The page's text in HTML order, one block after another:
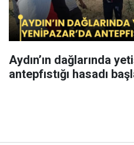
Aydın’ın dağlarında
antepfıstığı hasadı